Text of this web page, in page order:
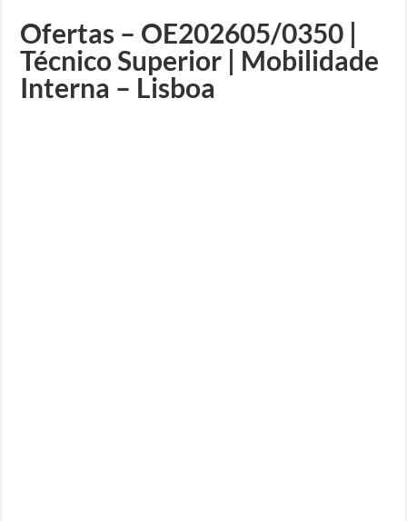
Ofertas – OE202605/0350 |
Técnico Superior | Mobilidade
Interna – Lisboa